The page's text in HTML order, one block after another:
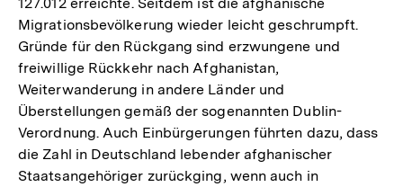
Migrationsbevölkerung wieder leicht geschrumpft.
Gründe für den Rückgang sind erzwungene und
freiwillige Rückkehr nach Afghanistan,
Weiterwanderung in andere Länder und
Überstellungen gemäß der sogenannten Dublin-
Verordnung. Auch Einbürgerungen führten dazu, dass
die Zahl in Deutschland lebender afghanischer
Staatsangehöriger zurückging, wenn auch in